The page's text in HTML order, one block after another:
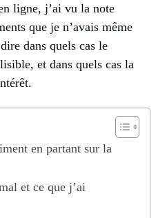
ligne, j’ai vu la note
que je n’avais même
dans quels cas le
et dans quels cas la
en partant sur la
et ce que j’ai